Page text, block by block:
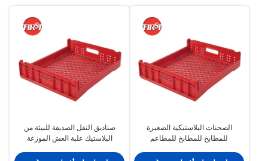
الصحنات البلاستيكية الصغيرة
للمطابخ للمطابخ للمطاعم
صناديق النقل الصديقة للبيئة من
البلاستيك علبة العش الموزعة